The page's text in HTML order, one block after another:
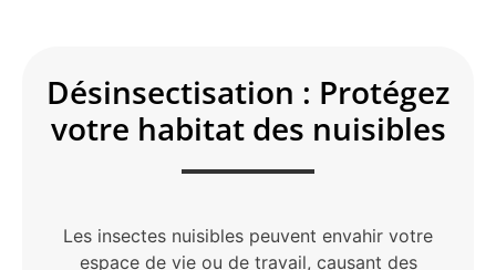
Désinsectisation : Protégez
votre habitat des nuisibles
Les insectes nuisibles peuvent envahir votre
espace de vie ou de travail, causant des